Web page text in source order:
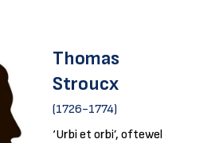
Thomas
Stroucx
(1726-1774)
‘Urbi et orbi’, oftewel